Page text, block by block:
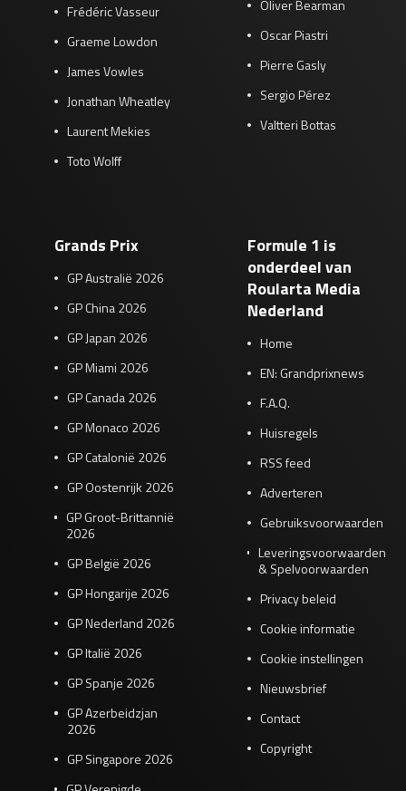
Frédéric Vasseur
Graeme Lowdon
James Vowles
Jonathan Wheatley
Laurent Mekies
Toto Wolff
Oliver Bearman
Oscar Piastri
Pierre Gasly
Sergio Pérez
Valtteri Bottas
Grands Prix
GP Australië 2026
GP China 2026
GP Japan 2026
GP Miami 2026
GP Canada 2026
GP Monaco 2026
GP Catalonië 2026
GP Oostenrijk 2026
GP Groot-Brittannië
2026
GP België 2026
GP Hongarije 2026
GP Nederland 2026
GP Italië 2026
GP Spanje 2026
GP Azerbeidzjan
2026
GP Singapore 2026
Formule 1 is
onderdeel van
Roularta Media
Nederland
Home
EN: Grandprixnews
F.A.Q.
Huisregels
RSS feed
Adverteren
Gebruiksvoorwaarden
Leveringsvoorwaarden
& Spelvoorwaarden
Privacy beleid
Cookie informatie
Cookie instellingen
Nieuwsbrief
Contact
Copyright